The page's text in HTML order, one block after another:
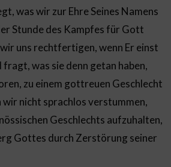
was wir zur Ehre Seines Namens
Stunde des Kampfes für Gott
uns rechtfertigen, wenn Er einst
was sie denn getan haben,
zu einem gottreuen Geschlecht
wir nicht sprachlos verstummen,
Geschlechts aufzuhalten,
Gottes durch Zerstörung seiner